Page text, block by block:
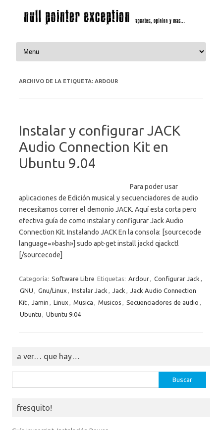
Saltar al contenido
ARCHIVO DE LA ETIQUETA: ARDOUR
Instalar y configurar JACK
Audio Connection Kit en
Ubuntu 9.04
Para poder usar
aplicaciones de Edición musical y secuenciadores de audio
necesitamos correr el demonio JACK. Aquí esta corta pero
efectiva guía de como instalar y configurar Jack Audio
Connection Kit. Instalando JACK En la consola: [sourcecode
language=»bash»] sudo apt-get install jackd qjackctl
[/sourcecode]
Categoría: Software Libre Etiquetas: Ardour, Configurar Jack ,
GNU , Gnu/Linux , Instalar Jack , Jack , Jack Audio Connection
Kit, Jamin , Linux , Musica , Musicos , Secuenciadores de audio ,
Ubuntu , Ubuntu 9.04
a ver… que hay…
fresquito!